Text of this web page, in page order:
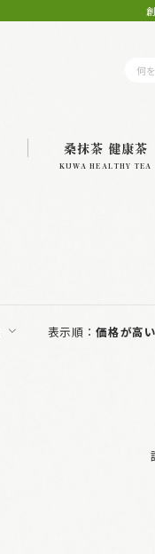
桑抹茶 健康茶
KUWA HEALTHY TEA
表示順：価格が高い